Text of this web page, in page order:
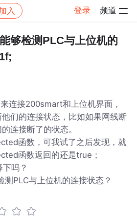
入 登录 频道
帖子详情
够检测PLC与上位机的
连接200smart和上位机界面，
们的连接状态，比如如果网线断
连接断了的状态。
函数，可我试了之后发现，就
函数返回的还是true；
吗？
测PLC与上位机的连接状态？